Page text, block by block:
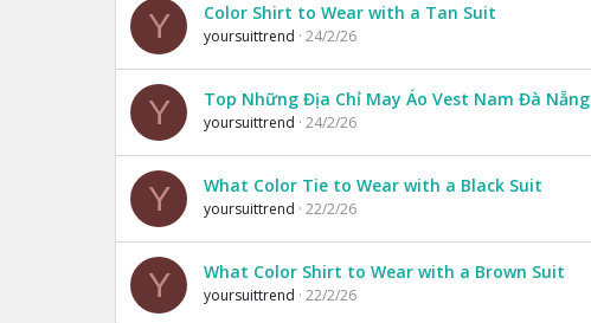
Y Color Shirt to Wear with a Tan Suit
yoursuittrend 24/2/26
Y Top Những Địa Chỉ May Áo Vest Nam Đà Nẵng
yoursuittrend 24/2/26
Y What Color Tie to Wear with a Black Suit
yoursuittrend 22/2/26
Y What Color Shirt to Wear with a Brown Suit
yoursuittrend 22/2/26